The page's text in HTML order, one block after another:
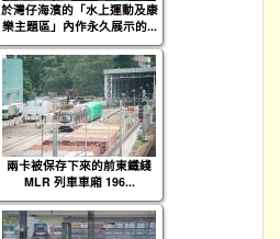
於灣仔海濱的「水上運動及康
樂主題區」內作永久展示的...
兩卡被保存下來的前東鐵綫
MLR 列車車廂 196...